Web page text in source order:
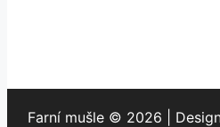
Farní mušle © 2026 |